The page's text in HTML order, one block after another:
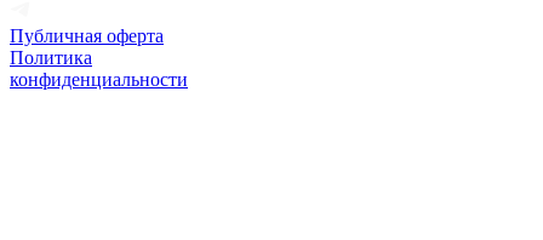
Публичная оферта
Политика
конфиденциальности